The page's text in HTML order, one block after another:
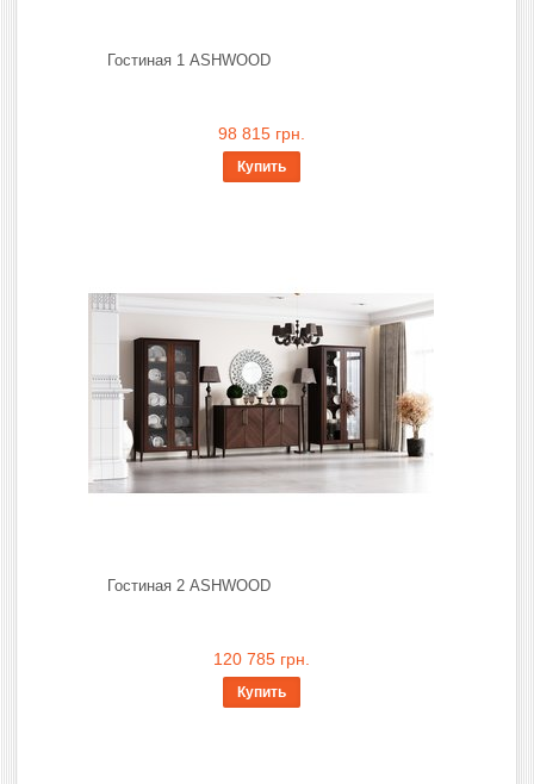
Гостиная 1 ASHWOOD
98 815 грн.
Купить
Гостиная 2 ASHWOOD
120 785 грн.
Купить